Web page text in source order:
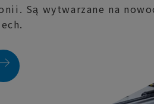
Są wytwarzane na